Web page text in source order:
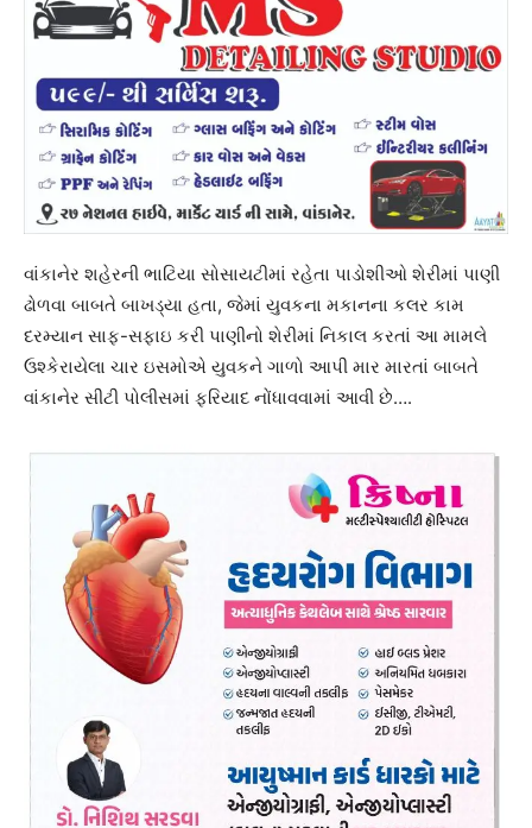
વાંકાનેર શહેરની ભાટિયા સોસાયટીમાં રહેતા પાડોશીઓ શેરીમાં પાણી
ઢોળવા બાબતે બાખડ્યા હતા, જેમાં યુવકના મકાનના કલર કામ
દરમ્યાન સાફ-સફાઇ કરી પાણીનો શેરીમાં નિકાલ કરતાં આ મામલે
ઉશ્કેરાયેલા ચાર ઇસમોએ યુવકને ગાળો આપી માર મારતાં બાબતે
વાંકાનેર સીટી પોલીસમાં ફરિયાદ નોંધાવવામાં આવી છે….